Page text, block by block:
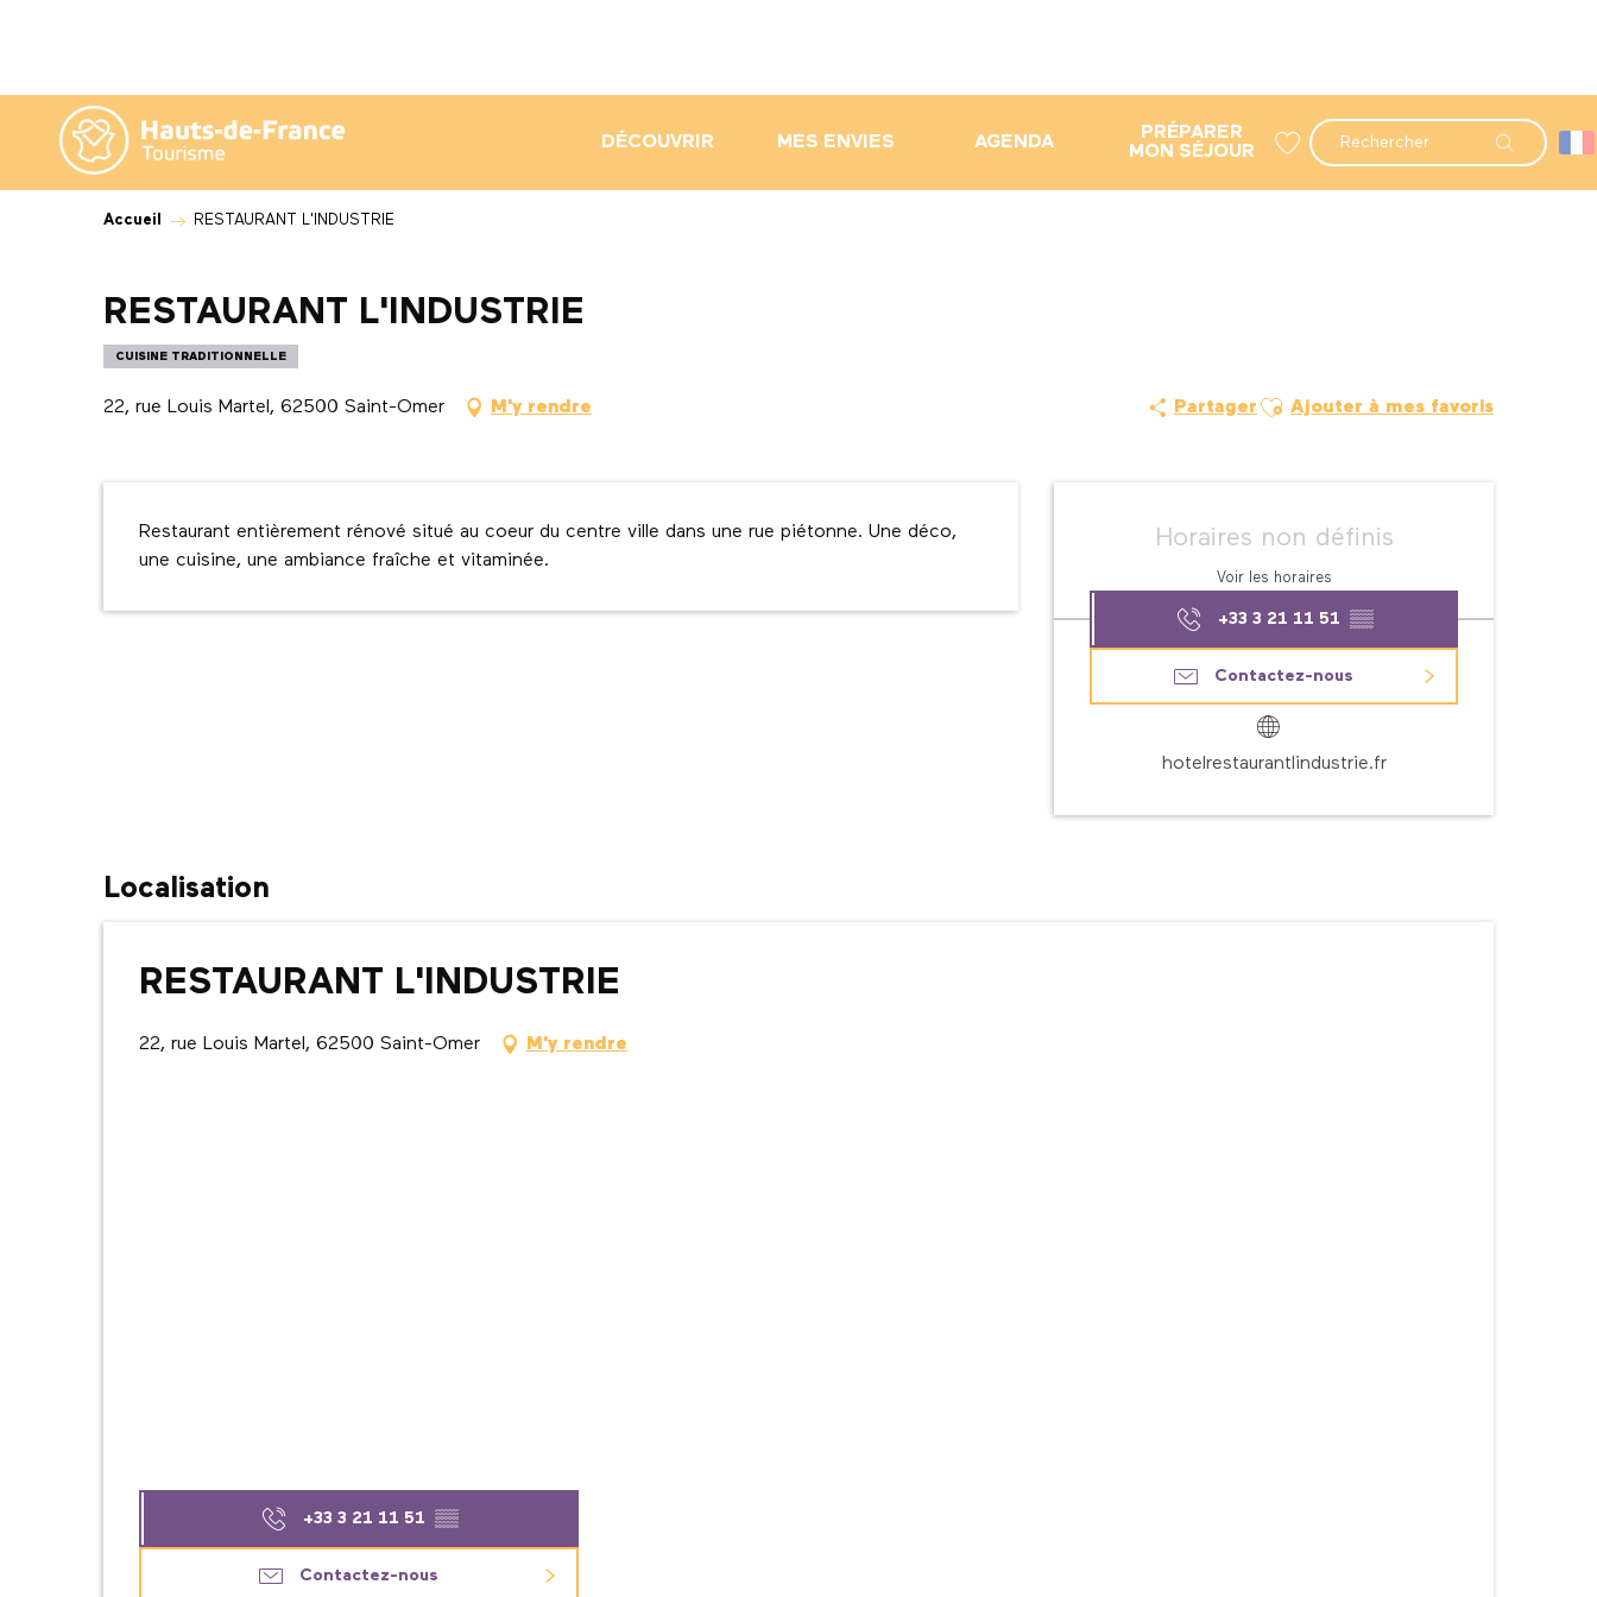
contenu
principal
Recherche
DÉCOUVRIR MES ENVIES AGENDA
PRÉPARER
MON SÉJOUR
Accueil RESTAURANT L'INDUSTRIE
RESTAURANT L'INDUSTRIE
CUISINE TRADITIONNELLE
22, rue Louis Martel, 62500 Saint-Omer M'y rendre Partager Ajouter aux favoris
Ajouter à mes favoris
Ouverture et
Horaires non définis
Voir les horaires
+33 3 21 11 51 ▒▒
Contactez-nous
hotelrestaurantlindustrie.fr
Description
Restaurant entièrement rénové situé au coeur du centre ville dans une rue piétonne. Une déco,
une cuisine, une ambiance fraîche et vitaminée.
Localisation
RESTAURANT L'INDUSTRIE
22, rue Louis Martel, 62500 Saint-Omer M'y rendre
+33 3 21 11 51 ▒▒
Contactez-nous